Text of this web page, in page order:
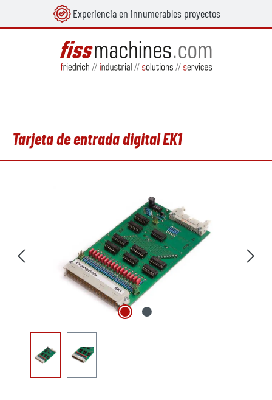
principal Experiencia en innumerables proyectos
Tarjeta de entrada digital EK1